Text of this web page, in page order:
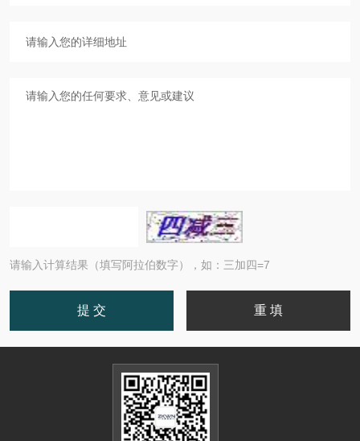
请输入计算结果（填写阿拉伯数字），如：三加四=7